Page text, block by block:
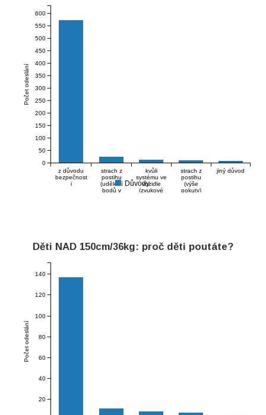
z důvodu
bezpečnost
i
strach z
postihu
(udělení
bodů v
kvůli
systému ve
vozidle
(zvukové
strach z
postihu
(výše
pokuty)
jiný důvod
Počet odeslání
0
50
100
150
200
250
300
350
400
450
500
550
600
Důvody
Děti NAD 150cm/36kg: proč děti poutáte?
Počet odeslání
20
40
60
80
100
120
140